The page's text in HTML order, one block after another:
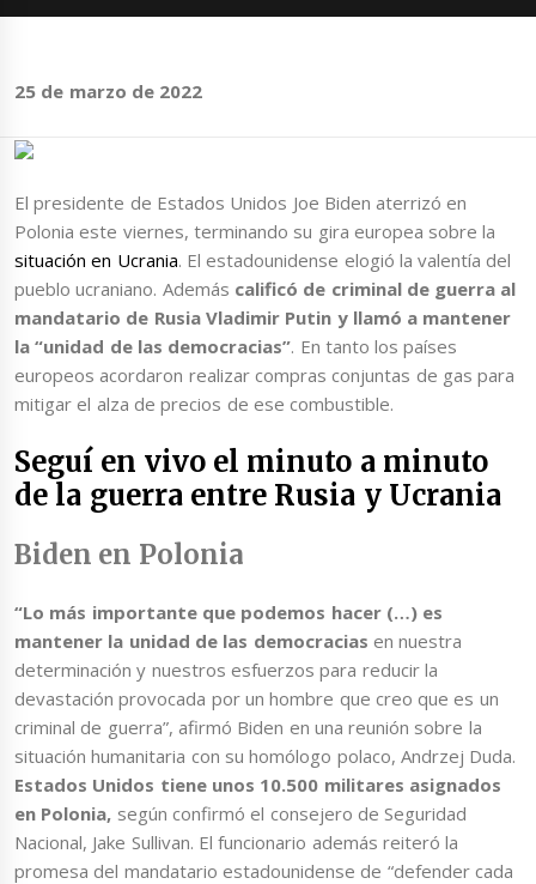
25 de marzo de 2022
El presidente de Estados Unidos Joe Biden aterrizó en
Polonia este viernes, terminando su gira europea sobre la
situación en Ucrania. El estadounidense elogió la valentía del
pueblo ucraniano. Además calificó de criminal de guerra al
mandatario de Rusia Vladimir Putin y llamó a mantener
la “unidad de las democracias”. En tanto los países
europeos acordaron realizar compras conjuntas de gas para
mitigar el alza de precios de ese combustible.
Seguí en vivo el minuto a minuto
de la guerra entre Rusia y Ucrania
Biden en Polonia
“Lo más importante que podemos hacer (…) es
mantener la unidad de las democracias en nuestra
determinación y nuestros esfuerzos para reducir la
devastación provocada por un hombre que creo que es un
criminal de guerra”, afirmó Biden en una reunión sobre la
situación humanitaria con su homólogo polaco, Andrzej Duda.
Estados Unidos tiene unos 10.500 militares asignados
en Polonia, según confirmó el consejero de Seguridad
Nacional, Jake Sullivan. El funcionario además reiteró la
promesa del mandatario estadounidense de “defender cada